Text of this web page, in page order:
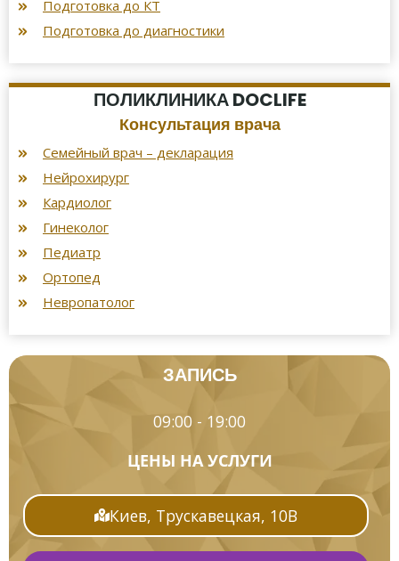
Подготовка до КТ
Подготовка до диагностики
ПОЛИКЛИНИКА DOCLIFE
Консультация врача
Семейный врач – декларация
Нейрохирург
Кардиолог
Гинеколог
Педиатр
Ортопед
Невропатолог
ЗАПИСЬ
09:00 - 19:00
ЦЕНЫ НА УСЛУГИ
Киев, Трускавецкая, 10В